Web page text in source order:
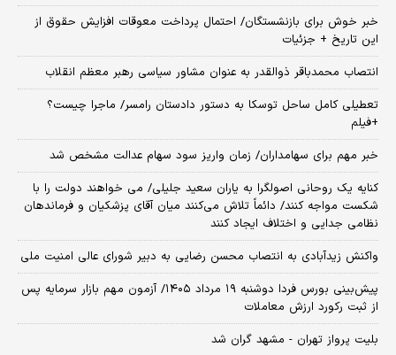
خبر خوش برای بازنشستگان/ احتمال پرداخت معوقات افزایش حقوق از
این تاریخ + جزئیات
انتصاب محمدباقر ذوالقدر به عنوان مشاور سیاسی رهبر معظم انقلاب
تعطیلی کامل ساحل توسکا به دستور دادستان رامسر/ ماجرا چیست؟
+فیلم
خبر مهم برای سهامداران/ زمان واریز سود سهام عدالت مشخص شد
کنایه یک روحانی اصولگرا به یاران سعید جلیلی/ می خواهند دولت را با
شکست مواجه کنند/ دائماً تلاش می‌کنند میان آقای پزشکیان و فرماندهان
نظامی جدایی و اختلاف ایجاد کنند
واکنش زیدآبادی به انتصاب محسن رضایی به دبیر شورای عالی امنیت ملی
​پیش‌بینی بورس فردا دوشنبه ۱۹ مرداد ۱۴۰۵/ آزمون مهم بازار سرمایه پس
از ثبت رکورد ارزش معاملات
بلیت پرواز تهران - مشهد گران شد